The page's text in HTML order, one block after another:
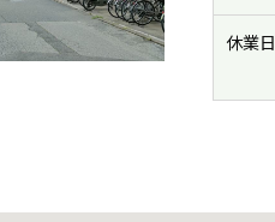
休業日